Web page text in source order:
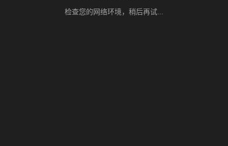
检查您的网络环境，稍后再试...